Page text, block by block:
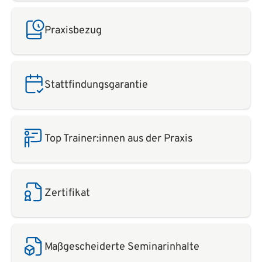
Praxisbezug
Stattfindungsgarantie
Top Trainer:innen aus der Praxis
Zertifikat
Maßgescheiderte Seminarinhalte